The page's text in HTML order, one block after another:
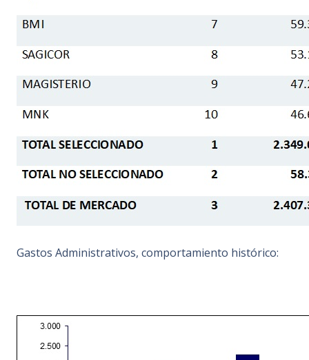
Gastos Administrativos, comportamiento histórico: